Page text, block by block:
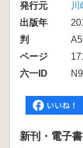
発行元
出版年
判
A5
ページ
六一ID
新刊・電子